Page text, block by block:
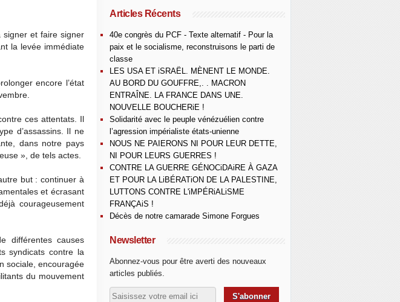
signer et faire signer
la levée immédiate
encore l’état
ces attentats. Il
d’assassins. Il ne
dans notre pays
», de tels actes.
but : continuer à
et écrasant
courageusement
différentes causes
syndicats contre la
sociale, encouragée
du mouvement
Articles Récents
40e congrès du PCF - Texte alternatif - Pour la
paix et le socialisme, reconstruisons le parti de
classe
LES USA ET iSRAËL. MÈNENT LE MONDE.
AU BORD DU GOUFFRE,. . MACRON
ENTRAÎNE. LA FRANCE DANS UNE.
NOUVELLE BOUCHERiE !
Solidarité avec le peuple vénézuélien contre
l’agression impérialiste états-unienne
NOUS NE PAIERONS NI POUR LEUR DETTE,
NI POUR LEURS GUERRES !
CONTRE LA GUERRE GÉNOCiDAiRE À GAZA
ET POUR LA LiBÉRATiON DE LA PALESTINE,
LUTTONS CONTRE L'iMPÉRiALiSME
FRANÇAiS !
Décès de notre camarade Simone Forgues
Newsletter
Abonnez-vous pour être averti des nouveaux
articles publiés.